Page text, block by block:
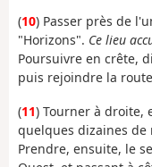
(10) Passer près de
"Horizons". Ce lieu
Poursuivre en crête,
puis rejoindre la route
(11) Tourner à droite,
quelques dizaines de
Prendre, ensuite, le